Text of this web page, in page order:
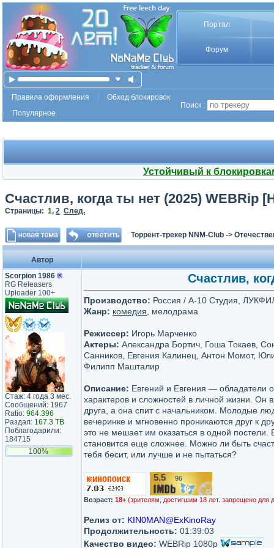
Портал
Форум
Правила оформления
Обход блокировок
Популярное
Поиск :
Устойчивый к
Счастлив, когда ты нет (2025) WEBRip
Страницы: 1, 2 След.
Торрент-трекер NNM-Club ->
Автор
Scorpion 1986 ®
RG Releasers
Uploader 100+
Стаж: 4 года 3 мес.
Сообщений: 1967
Ratio: 964.396
Раздал: 167.3 TB
Поблагодарили:
184715
100%
Счастлив,
Производство: Россия / А-10 Студия,
Жанр: комедия , мелодрама
Режиссер: Игорь Марченко
Актеры: Александра Бортич, Гоша Токаев,
Санников, Евгения Калинец, Антон Момот,
Филипп Машталир
Описание: Евгений и Евгения — обладатели
характеров и сложностей в личной жизни. Он
друга, а она спит с начальником. Молодые
вечеринке и мгновенно проникаются друг к
это не мешает им оказаться в одной постели.
становится еще сложнее. Можно ли быть
тебя бесит, или лучше и не пытаться?
5.5 96
Возраст: 18+ (зрителям, достигшим 18 лет. запрещено для
Релиз от: KIN0MAN@ExKinoRay
Продолжительность: 01:39:03
Качество видео: WEBRip 1080p